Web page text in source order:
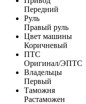
Передний
Руль
Правый руль
Цвет машины
Коричневый
ПТС
Оригинал/ЭПТС
Владельцы
Первый
Таможня
Растаможен